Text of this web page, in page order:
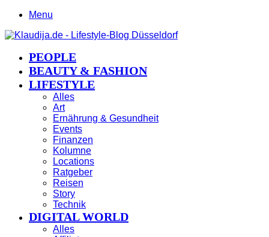
Menu
PEOPLE
BEAUTY & FASHION
LIFESTYLE
Alles
Art
Ernährung & Gesundheit
Events
Finanzen
Kolumne
Locations
Ratgeber
Reisen
Story
Technik
DIGITAL WORLD
Alles